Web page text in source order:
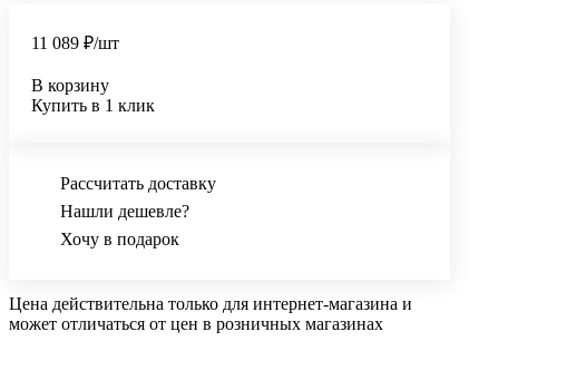
11 089 ₽/шт
В корзину
Купить в 1 клик
Рассчитать доставку
Нашли дешевле?
Хочу в подарок
Цена действительна только для интернет-магазина и
может отличаться от цен в розничных магазинах